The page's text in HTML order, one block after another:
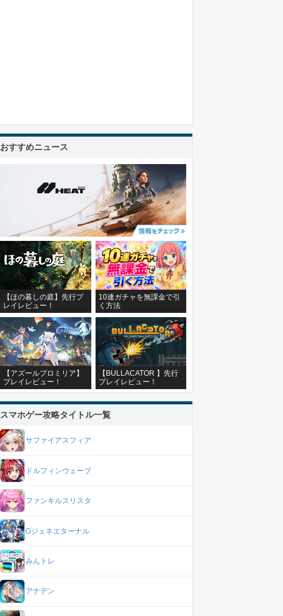
おすすめニュース
【ほの暮しの庭】先行プ
レイレビュー！
10連ガチャを無課金で引
く方法
【アズールプロミリア】
プレイレビュー！
【BULLACATOR 】先行
プレイレビュー！
スマホゲー攻略タイトル一覧
サファイアスフィア
ドルフィンウェーブ
ファンキルスリスタ
Gジェネエターナル
みんトレ
アナデン